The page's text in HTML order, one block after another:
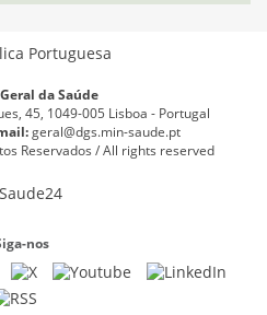
da Saúde
45, 1049-005 Lisboa - Portugal
geral@dgs.min-saude.pt
Reservados / All rights reserved
nos